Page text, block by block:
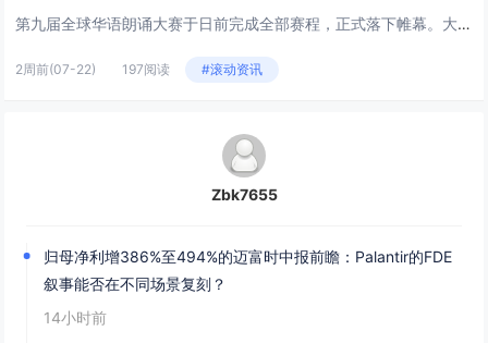
第九届全球华语朗诵大赛于日前完成全部赛程，正式落下帷幕。大赛于今年1月启动，来自46个国家和地区的158家海外华校、华教...
2周前(07-22) 197阅读 #滚动资讯
Zbk7655
归母净利增386%至494%的迈富时中报前瞻：Palantir的FDE
叙事能否在不同场景复刻？
14小时前